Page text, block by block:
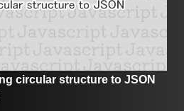
circular structure to JSON